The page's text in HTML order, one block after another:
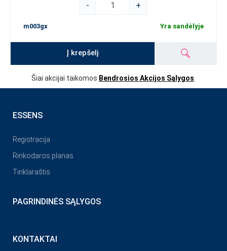
-
+
m003gx Yra sandėlyje
Į krepšelį
Šiai akcijai taikomos Bendrosios Akcijos Sąlygos
ESSENS
Registracija
Rinkodaros planas
Tinklaraštis
PAGRINDINĖS SĄLYGOS
KONTAKTAI